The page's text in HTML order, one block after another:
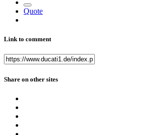
Quote
Link to comment
Share on other sites